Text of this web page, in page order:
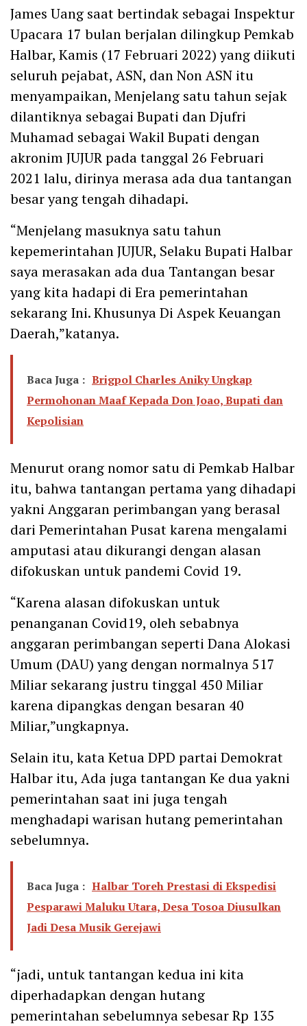
James Uang saat bertindak sebagai Inspektur
Upacara 17 bulan berjalan dilingkup Pemkab
Halbar, Kamis (17 Februari 2022) yang diikuti
seluruh pejabat, ASN, dan Non ASN itu
menyampaikan, Menjelang satu tahun sejak
dilantiknya sebagai Bupati dan Djufri
Muhamad sebagai Wakil Bupati dengan
akronim JUJUR pada tanggal 26 Februari
2021 lalu, dirinya merasa ada dua tantangan
besar yang tengah dihadapi.
“Menjelang masuknya satu tahun
kepemerintahan JUJUR, Selaku Bupati Halbar
saya merasakan ada dua Tantangan besar
yang kita hadapi di Era pemerintahan
sekarang Ini. Khusunya Di Aspek Keuangan
Daerah,”katanya.
Baca Juga : Brigpol Charles Aniky Ungkap
Permohonan Maaf Kepada Don Joao, Bupati dan
Kepolisian
Menurut orang nomor satu di Pemkab Halbar
itu, bahwa tantangan pertama yang dihadapi
yakni Anggaran perimbangan yang berasal
dari Pemerintahan Pusat karena mengalami
amputasi atau dikurangi dengan alasan
difokuskan untuk pandemi Covid 19.
“Karena alasan difokuskan untuk
penanganan Covid19, oleh sebabnya
anggaran perimbangan seperti Dana Alokasi
Umum (DAU) yang dengan normalnya 517
Miliar sekarang justru tinggal 450 Miliar
karena dipangkas dengan besaran 40
Miliar,”ungkapnya.
Selain itu, kata Ketua DPD partai Demokrat
Halbar itu, Ada juga tantangan Ke dua yakni
pemerintahan saat ini juga tengah
menghadapi warisan hutang pemerintahan
sebelumnya.
Baca Juga : Halbar Toreh Prestasi di Ekspedisi
Pesparawi Maluku Utara, Desa Tosoa Diusulkan
Jadi Desa Musik Gerejawi
“jadi, untuk tantangan kedua ini kita
diperhadapkan dengan hutang
pemerintahan sebelumnya sebesar Rp 135